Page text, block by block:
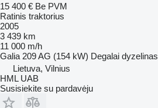
15 400 € Be PVM
Ratinis traktorius
2005
3 439 km
11 000 m/h
Galia 209 AG (154 kW) Degalai dyzelinas
Lietuva, Vilnius
HML UAB
Susisiekite su pardavėju